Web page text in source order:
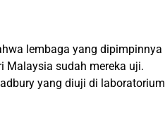
lembaga yang dipimpinnya
Malaysia sudah mereka uji.
yang diuji di laboratorium